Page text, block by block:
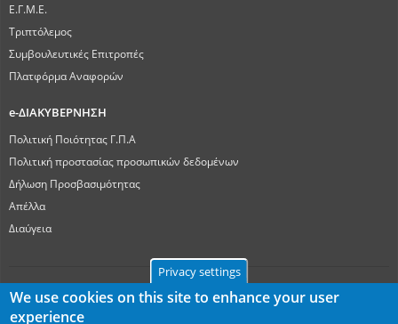
Ε.Γ.Μ.Ε.
Τριπτόλεμος
Συμβουλευτικές Επιτροπές
Πλατφόρμα Αναφορών
e-ΔΙΑΚΥΒΕΡΝΗΣΗ
Πολιτική Ποιότητας Γ.Π.Α
Πολιτική προστασίας προσωπικών δεδομένων
Δήλωση Προσβασιμότητας
Απέλλα
Διαύγεια
Privacy settings
We use cookies on this site to enhance your user
experience